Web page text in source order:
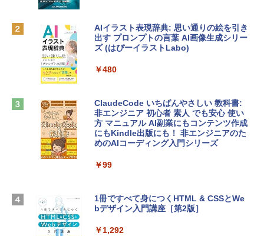
￥119,800
ンケース Dell NEC Lavie ASUS HP dyna
￥2,952
Apple 2026 MacBook Air M5チップ搭載
13インチノートブック：AIとApple Intell
スプレイ、16GBユニファイドメモリ、1
D - シルバー
Robloxギフトカード - 1000 Robux 【限
定バーチャルアイテムを含む】 【オンラ
ラインコード版
Microsoft Office Home & Business 202
4(最新 永続版)|オンラインコード版|Wind
ows11、10/mac対応|PC2台
￥39,582
Robloxギフトカード - 2,000 Robux 【限
定バーチャルアイテムを含む】 【オンラ
ラインコード版
AIイラスト表現辞典: 思い通りの絵を引き
出す プロンプトの言葉 AI画像生成シリー
ズ (はぴーイラストLabo)
￥480
ClaudeCode いちばんやさしい 教科書:
非エンジニア 初心者 素人 でも安心 使い
方 マニュアル AI副業にもコンテンツ作成
にもKindle出版にも！ 非エンジニアのた
めのAIコーディング入門シリーズ
￥99
1冊ですべて身につくHTML & CSSとWe
bデザイン入門講座［第2版］
￥1,292